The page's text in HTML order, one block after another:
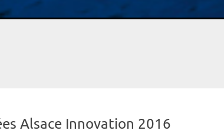
Alsace Innovation 2016